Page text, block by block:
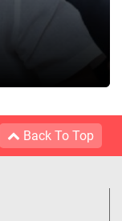
Back To Top